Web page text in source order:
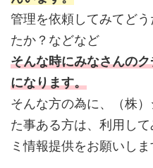
管理を依頼してみてど
たか？などなど
そんな時にみなさんの
になります。
そんな方の為に、（株
た事ある方は、利用し
ミ情報提供をお願いしま